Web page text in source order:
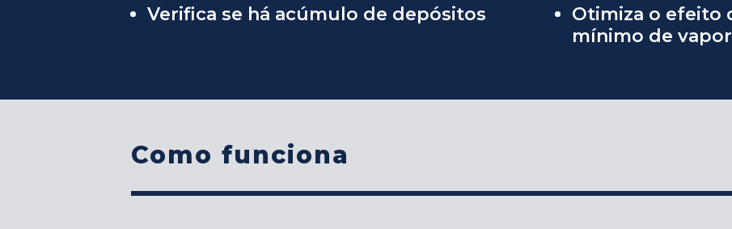
Verifica se há acúmulo de depósitos
Otimiza o efeito
mínimo de
Como funciona